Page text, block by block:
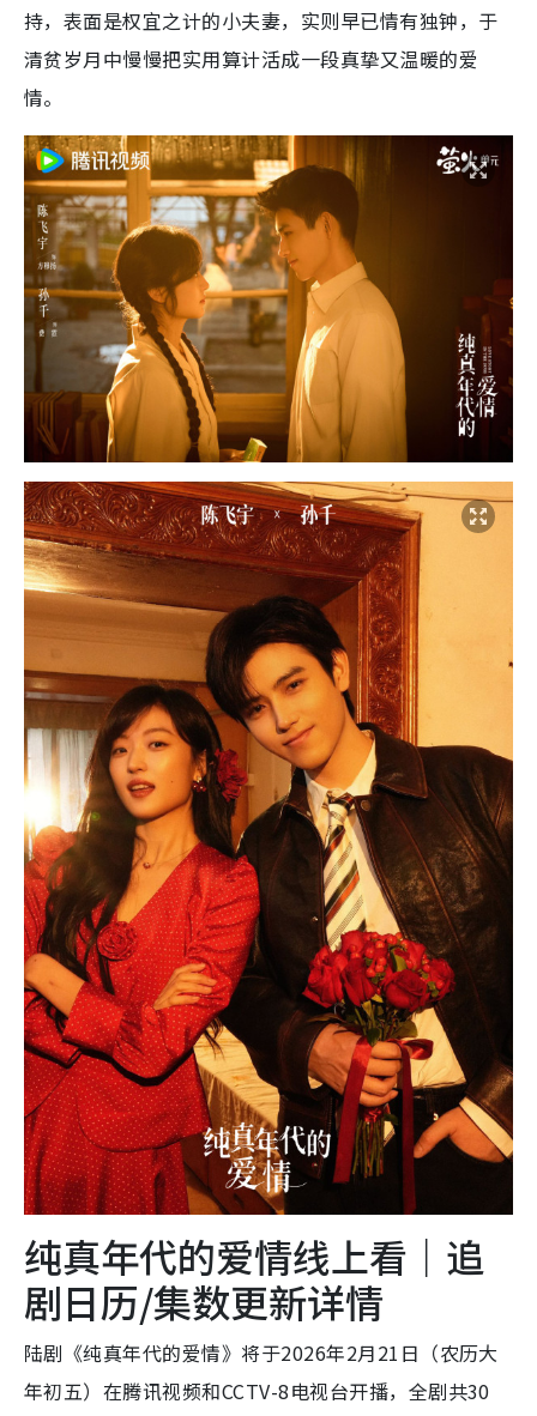
持，表面是权宜之计的小夫妻，实则早已情有独钟，于
清贫岁月中慢慢把实用算计活成一段真挚又温暖的爱
情。
纯真年代的爱情线上看｜追
剧日历/集数更新详情
陆剧《纯真年代的爱情》将于2026年2月21日（农历大
年初五）在腾讯视频和CCTV-8电视台开播，全剧共30